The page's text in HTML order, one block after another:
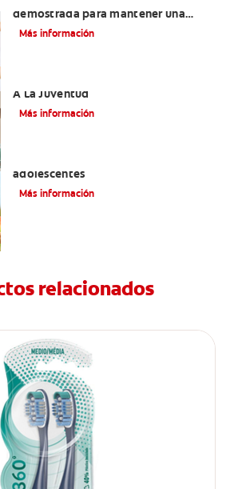
demostrada para mantener una
sonrisa derecha
Más información
A La Juventud
Más información
adolescentes
Más información
relacionados